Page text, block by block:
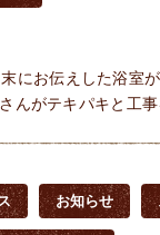
にお伝えした浴室
んがテキパキと工
お知らせ